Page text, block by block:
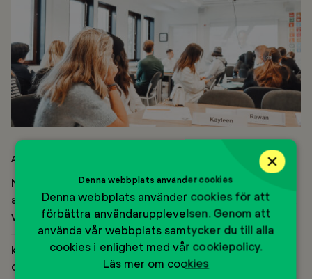
Att sätta ord på ens framtidsdrömmar
När Ulrika ser tillbaka på sina tonår minns hon
arbetslivet som något abstrakt men flera av eleverna
var helt på det klara med vilken väg de ville gå.
– Efter ett tag började ambitionerna under ytan
komma fram. En ville bli psykolog, en annan advokat
och en tredje socialarbetare. Med Mentor Boost-
×
Denna webbplats använder cookies
Denna webbplats använder cookies för att
förbättra användarupplevelsen. Genom att
använda vår webbplats samtycker du till alla
cookies i enlighet med vår cookiepolicy.
Läs mer om cookies